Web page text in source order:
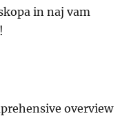
in naj vam
overview